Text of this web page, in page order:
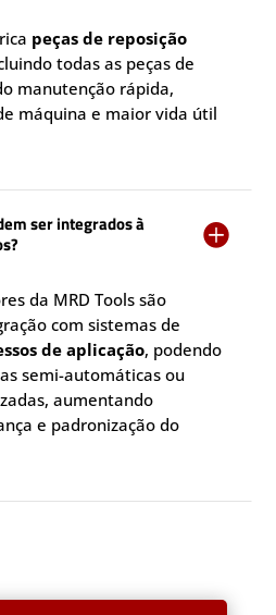
peças de reposição
todas as peças de
manutenção rápida,
máquina e maior vida útil
ser integrados à

da MRD Tools são
com sistemas de
de aplicação, podendo
semi-automáticas ou
aumentando
e padronização do